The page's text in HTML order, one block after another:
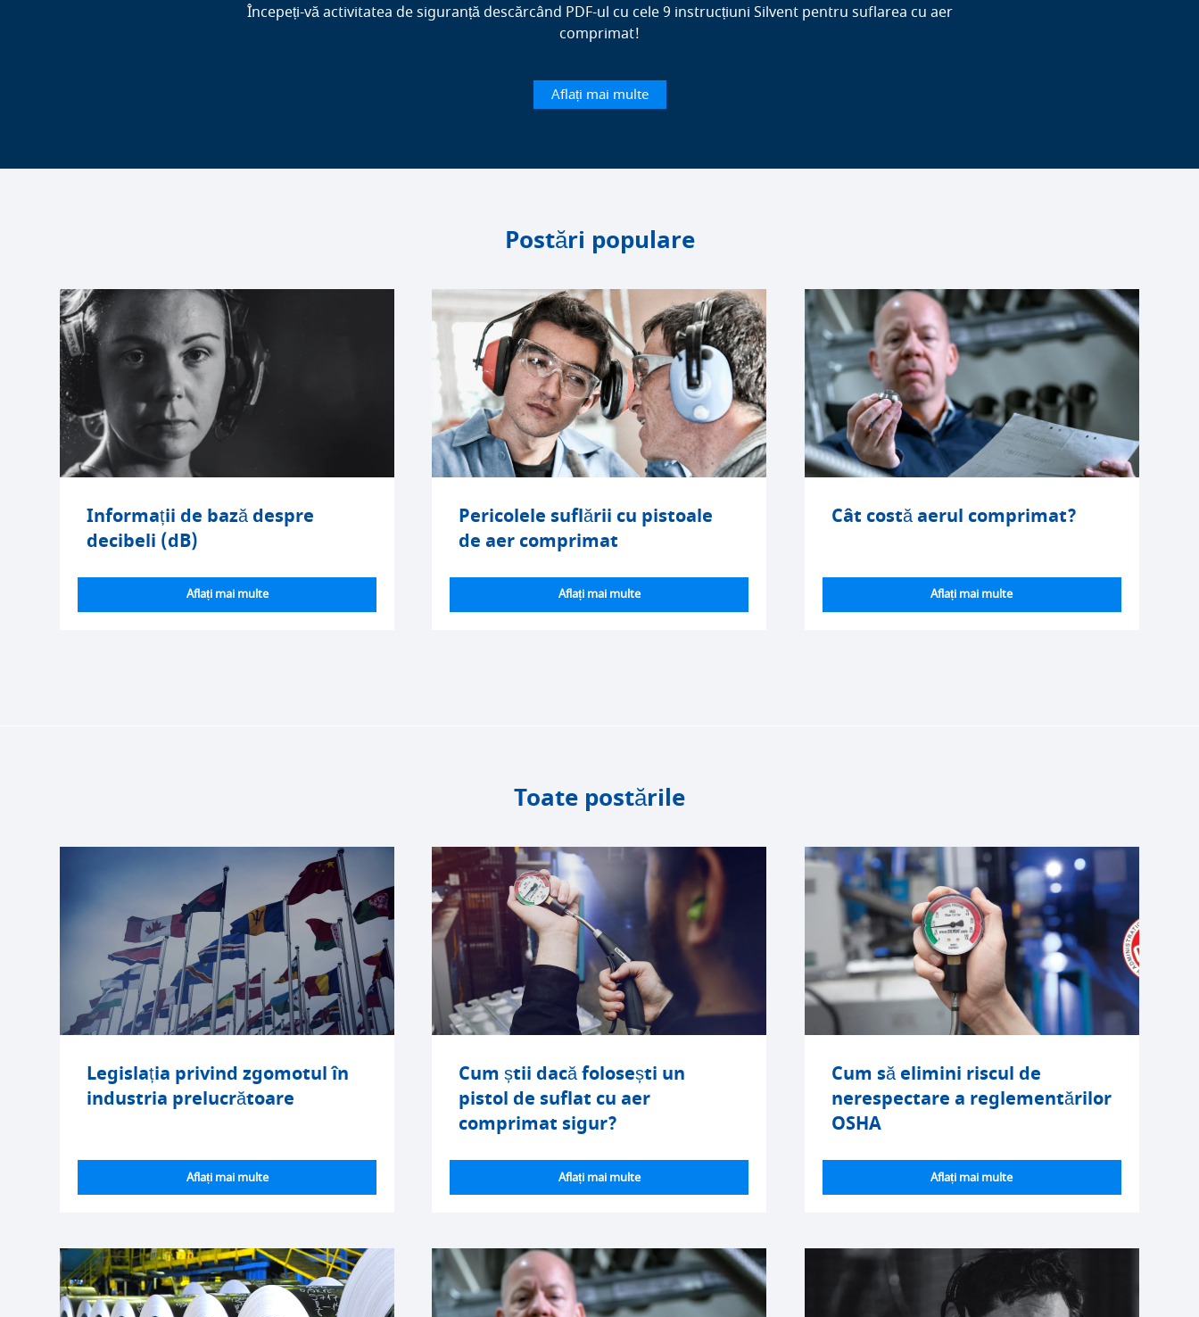
Începeți-vă activitatea de siguranță descărcând PDF-ul cu cele 9 instrucțiuni Silvent pentru suflarea cu aer
comprimat!
Aflați mai multe
Postări populare
Informații de bază despre
decibeli (dB)
Aflați mai multe
Pericolele suflării cu pistoale
de aer comprimat
Aflați mai multe
Cât costă aerul comprimat?
Aflați mai multe
Toate postările
Legislația privind zgomotul în
industria prelucrătoare
Aflați mai multe
Cum știi dacă folosești un
pistol de suflat cu aer
comprimat sigur?
Aflați mai multe
Cum să elimini riscul de
nerespectare a reglementărilor
OSHA
Aflați mai multe